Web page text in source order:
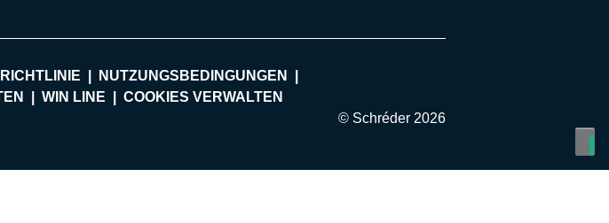
NUTZUNGSBEDINGUNGEN
WIN LINE
COOKIES VERWALTEN
© Schréder 2026